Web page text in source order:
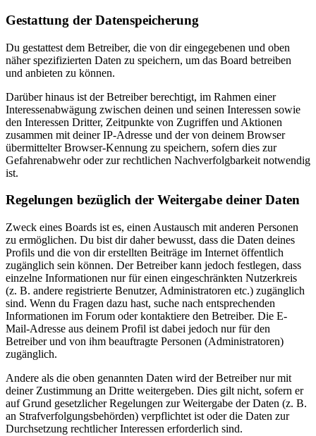
Gestattung der Datenspeicherung
Du gestattest dem Betreiber, die von dir eingegebenen und oben
näher spezifizierten Daten zu speichern, um das Board betreiben
und anbieten zu können.
Darüber hinaus ist der Betreiber berechtigt, im Rahmen einer
Interessenabwägung zwischen deinen und seinen Interessen sowie
den Interessen Dritter, Zeitpunkte von Zugriffen und Aktionen
zusammen mit deiner IP-Adresse und der von deinem Browser
übermittelter Browser-Kennung zu speichern, sofern dies zur
Gefahrenabwehr oder zur rechtlichen Nachverfolgbarkeit notwendig
ist.
Regelungen bezüglich der Weitergabe deiner Daten
Zweck eines Boards ist es, einen Austausch mit anderen Personen
zu ermöglichen. Du bist dir daher bewusst, dass die Daten deines
Profils und die von dir erstellten Beiträge im Internet öffentlich
zugänglich sein können. Der Betreiber kann jedoch festlegen, dass
einzelne Informationen nur für einen eingeschränkten Nutzerkreis
(z. B. andere registrierte Benutzer, Administratoren etc.) zugänglich
sind. Wenn du Fragen dazu hast, suche nach entsprechenden
Informationen im Forum oder kontaktiere den Betreiber. Die E-
Mail-Adresse aus deinem Profil ist dabei jedoch nur für den
Betreiber und von ihm beauftragte Personen (Administratoren)
zugänglich.
Andere als die oben genannten Daten wird der Betreiber nur mit
deiner Zustimmung an Dritte weitergeben. Dies gilt nicht, sofern er
auf Grund gesetzlicher Regelungen zur Weitergabe der Daten (z. B.
an Strafverfolgungsbehörden) verpflichtet ist oder die Daten zur
Durchsetzung rechtlicher Interessen erforderlich sind.